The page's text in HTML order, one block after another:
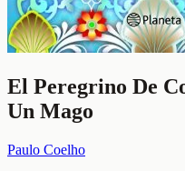
El Peregrino De
Un Mago
Paulo Coelho